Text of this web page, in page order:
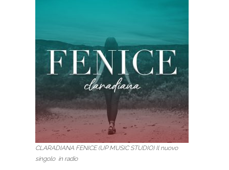
CLARADIANA FENICE (UP MUSIC STUDIO) Il nuovo
singolo in radio